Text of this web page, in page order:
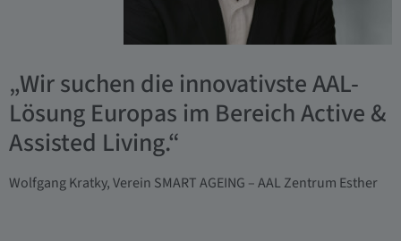
„Wir suchen die innovativste AAL-
Lösung Europas im Bereich Active &
Assisted Living.“
Wolfgang Kratky, Verein SMART AGEING – AAL Zentrum Esther